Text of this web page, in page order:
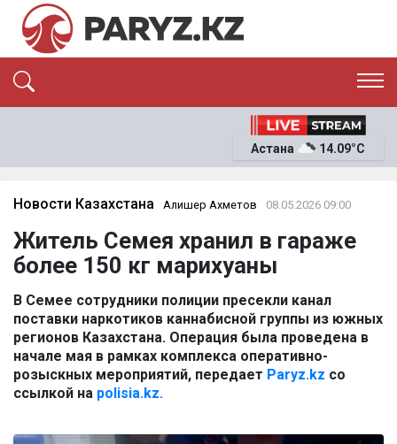
ЭКОНОМИКА
ОҚИҒА
News
Астана 14.09°C
Новости Казахстана Алишер Ахметов 08.05.2026 09:00
Житель Семея хранил в гараже
более 150 кг марихуаны
В Семее сотрудники полиции пресекли канал
поставки наркотиков каннабисной группы из южных
регионов Казахстана. Операция была проведена в
начале мая в рамках комплекса оперативно-
розыскных мероприятий, передает Paryz.kz со
ссылкой на polisia.kz.